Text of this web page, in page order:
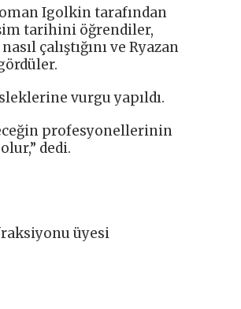
Igolkin tarafından
tarihini öğrendiler,
çalıştığını ve Ryazan
vurgu yapıldı.
profesyonellerinin
dedi.
üyesi